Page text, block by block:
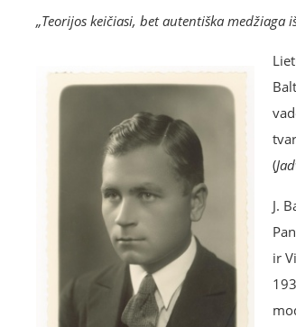
„Teorijos keičiasi, bet autentiška medžiaga
(
J.
ir